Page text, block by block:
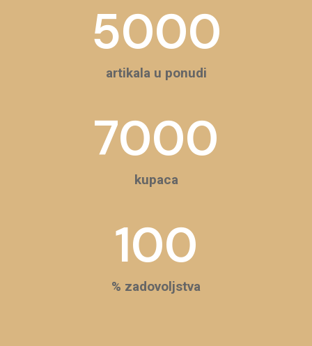
5000
artikala u ponudi
7000
kupaca
100
% zadovoljstva